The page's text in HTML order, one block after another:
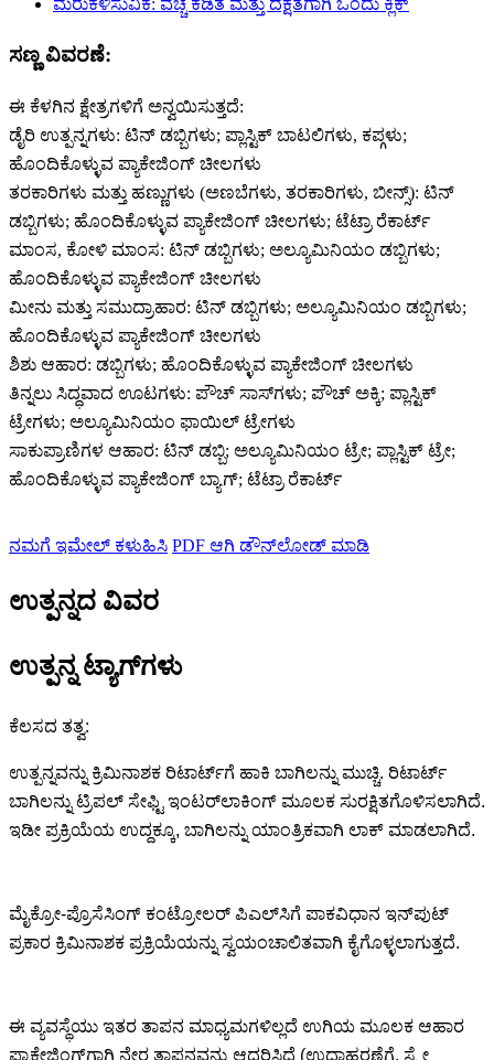
ಸಣ್ಣ ವಿವರಣೆ:
ಈ ಕೆಳಗಿನ ಕ್ಷೇತ್ರಗಳಿಗೆ ಅನ್ವಯಿಸುತ್ತದೆ:
ಡೈರಿ ಉತ್ಪನ್ನಗಳು: ಟಿನ್ ಡಬ್ಬಿಗಳು; ಪ್ಲಾಸ್ಟಿಕ್ ಬಾಟಲಿಗಳು, ಕಪ್ಗಳು;
ಹೊಂದಿಕೊಳ್ಳುವ ಪ್ಯಾಕೇಜಿಂಗ್ ಚೀಲಗಳು
ತರಕಾರಿಗಳು ಮತ್ತು ಹಣ್ಣುಗಳು (ಅಣಬೆಗಳು, ತರಕಾರಿಗಳು, ಬೀನ್ಸ್): ಟಿನ್
ಡಬ್ಬಿಗಳು; ಹೊಂದಿಕೊಳ್ಳುವ ಪ್ಯಾಕೇಜಿಂಗ್ ಚೀಲಗಳು; ಟೆಟ್ರಾ ರೆಕಾರ್ಟ್
ಮಾಂಸ, ಕೋಳಿ ಮಾಂಸ: ಟಿನ್ ಡಬ್ಬಿಗಳು; ಅಲ್ಯೂಮಿನಿಯಂ ಡಬ್ಬಿಗಳು;
ಹೊಂದಿಕೊಳ್ಳುವ ಪ್ಯಾಕೇಜಿಂಗ್ ಚೀಲಗಳು
ಮೀನು ಮತ್ತು ಸಮುದ್ರಾಹಾರ: ಟಿನ್ ಡಬ್ಬಿಗಳು; ಅಲ್ಯೂಮಿನಿಯಂ ಡಬ್ಬಿಗಳು;
ಹೊಂದಿಕೊಳ್ಳುವ ಪ್ಯಾಕೇಜಿಂಗ್ ಚೀಲಗಳು
ಶಿಶು ಆಹಾರ: ಡಬ್ಬಿಗಳು; ಹೊಂದಿಕೊಳ್ಳುವ ಪ್ಯಾಕೇಜಿಂಗ್ ಚೀಲಗಳು
ತಿನ್ನಲು ಸಿದ್ಧವಾದ ಊಟಗಳು: ಪೌಚ್ ಸಾಸ್‌ಗಳು; ಪೌಚ್ ಅಕ್ಕಿ; ಪ್ಲಾಸ್ಟಿಕ್
ಟ್ರೇಗಳು; ಅಲ್ಯೂಮಿನಿಯಂ ಫಾಯಿಲ್ ಟ್ರೇಗಳು
ಸಾಕುಪ್ರಾಣಿಗಳ ಆಹಾರ: ಟಿನ್ ಡಬ್ಬಿ; ಅಲ್ಯೂಮಿನಿಯಂ ಟ್ರೇ; ಪ್ಲಾಸ್ಟಿಕ್ ಟ್ರೇ;
ಹೊಂದಿಕೊಳ್ಳುವ ಪ್ಯಾಕೇಜಿಂಗ್ ಬ್ಯಾಗ್; ಟೆಟ್ರಾ ರೆಕಾರ್ಟ್
ನಮಗೆ ಇಮೇಲ್ ಕಳುಹಿಸಿ PDF ಆಗಿ ಡೌನ್‌ಲೋಡ್ ಮಾಡಿ
ಉತ್ಪನ್ನದ ವಿವರ
ಉತ್ಪನ್ನ ಟ್ಯಾಗ್‌ಗಳು
ಕೆಲಸದ ತತ್ವ:
ಉತ್ಪನ್ನವನ್ನು ಕ್ರಿಮಿನಾಶಕ ರಿಟಾರ್ಟ್‌ಗೆ ಹಾಕಿ ಬಾಗಿಲನ್ನು ಮುಚ್ಚಿ. ರಿಟಾರ್ಟ್
ಬಾಗಿಲನ್ನು ಟ್ರಿಪಲ್ ಸೇಫ್ಟಿ ಇಂಟರ್‌ಲಾಕಿಂಗ್ ಮೂಲಕ ಸುರಕ್ಷಿತಗೊಳಿಸಲಾಗಿದೆ.
ಇಡೀ ಪ್ರಕ್ರಿಯೆಯ ಉದ್ದಕ್ಕೂ, ಬಾಗಿಲನ್ನು ಯಾಂತ್ರಿಕವಾಗಿ ಲಾಕ್ ಮಾಡಲಾಗಿದೆ.
ಮೈಕ್ರೋ-ಪ್ರೊಸೆಸಿಂಗ್ ಕಂಟ್ರೋಲರ್ ಪಿಎಲ್‌ಸಿಗೆ ಪಾಕವಿಧಾನ ಇನ್‌ಪುಟ್
ಪ್ರಕಾರ ಕ್ರಿಮಿನಾಶಕ ಪ್ರಕ್ರಿಯೆಯನ್ನು ಸ್ವಯಂಚಾಲಿತವಾಗಿ ಕೈಗೊಳ್ಳಲಾಗುತ್ತದೆ.
ಈ ವ್ಯವಸ್ಥೆಯು ಇತರ ತಾಪನ ಮಾಧ್ಯಮಗಳಿಲ್ಲದೆ ಉಗಿಯ ಮೂಲಕ ಆಹಾರ
ಪ್ಯಾಕೇಜಿಂಗ್‌ಗಾಗಿ ನೇರ ತಾಪನವನ್ನು ಆಧರಿಸಿದೆ (ಉದಾಹರಣೆಗೆ, ಸ್ಪ್ರೇ